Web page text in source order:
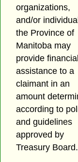
organizations,
and/or
the Province of
Manitoba may
provide financial
assistance to a
claimant in an
amount
according to
and guidelines
approved by
Treasury Board.